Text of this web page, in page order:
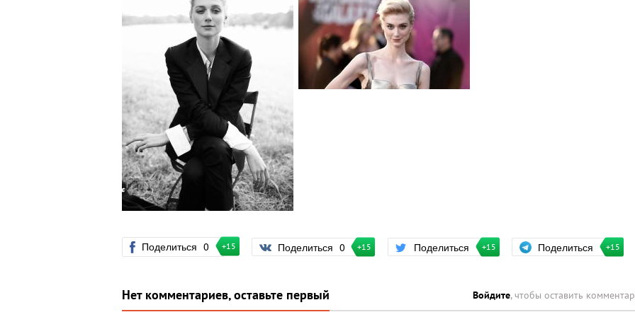
Поделиться 0 +15 Поделиться 0 +15 Поделиться +15 Поделиться +15
Нет комментариев, оставьте первый Войдите, чтобы оставить